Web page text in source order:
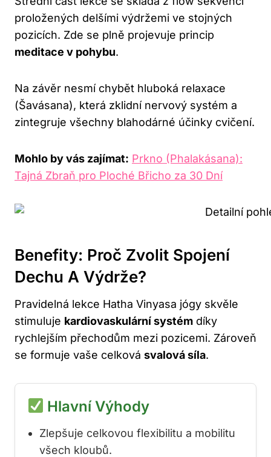
proložených delšími výdržemi ve stojných
pozicích. Zde se plně projevuje princip
meditace v pohybu.
Na závěr nesmí chybět hluboká relaxace
(Šavásana), která zklidní nervový systém a
zintegruje všechny blahodárné účinky cvičení.
Mohlo by vás zajímat: Prkno (Phalakásana):
Tajná Zbraň pro Ploché Břicho za 30 Dní
Benefity: Proč Zvolit Spojení
Dechu A Výdrže?
Pravidelná lekce Hatha Vinyasa jógy skvěle
stimuluje kardiovaskulární systém díky
rychlejším přechodům mezi pozicemi. Zároveň
se formuje vaše celková svalová síla.
Hlavní Výhody
Zlepšuje celkovou flexibilitu a mobilitu
všech kloubů.